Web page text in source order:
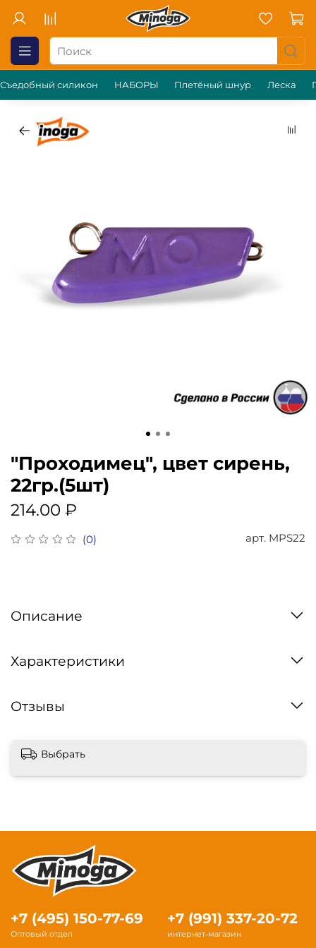
Съедобный силикон НАБОРЫ Плетёный шнур Леска
(0) арт. MPS22
"Проходимец", цвет сирень,
22гр.(5шт)
214.00 ₽
Описание
Характеристики
Отзывы
Выбрать
+7 (495) 150-77-69
Оптовый отдел
+7 (991) 337-20-72
интернет-магазин